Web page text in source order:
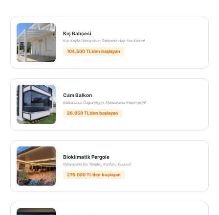
Kış Bahçesi
Kışı Keyfe Dönüştürün, Bahçeniz Hep Yaz Kalsın!
104.500 TL’den başlayan
Cam Balkon
Balkonunuz Özgürleşsin, Manzaranız Kesilmesin!
26.950 TL’den başlayan
Bioklimatik Pergole
Gökyüzünü Siz Yönetin, Konforu Yaşayın!
275.000 TL’den başlayan